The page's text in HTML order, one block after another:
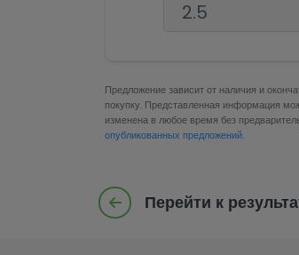
Предложение зависит от наличия и
покупку. Представленная информация
изменена в любое время без
опубликованных предложений.
Перейти к